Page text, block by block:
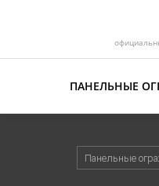
ПАНЕЛЬНЫЕ
Панельные